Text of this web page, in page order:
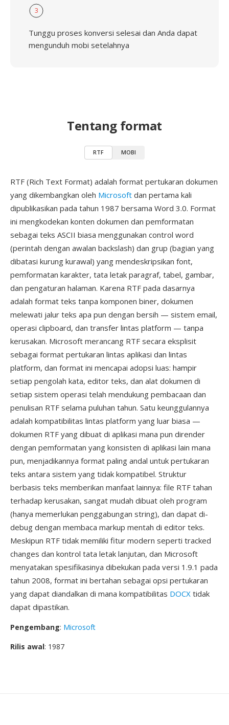
3
Tunggu proses konversi selesai dan Anda dapat
mengunduh mobi setelahnya
Tentang format
RTF MOBI
RTF (Rich Text Format) adalah format pertukaran dokumen
yang dikembangkan oleh Microsoft dan pertama kali
dipublikasikan pada tahun 1987 bersama Word 3.0. Format
ini mengkodekan konten dokumen dan pemformatan
sebagai teks ASCII biasa menggunakan control word
(perintah dengan awalan backslash) dan grup (bagian yang
dibatasi kurung kurawal) yang mendeskripsikan font,
pemformatan karakter, tata letak paragraf, tabel, gambar,
dan pengaturan halaman. Karena RTF pada dasarnya
adalah format teks tanpa komponen biner, dokumen
melewati jalur teks apa pun dengan bersih — sistem email,
operasi clipboard, dan transfer lintas platform — tanpa
kerusakan. Microsoft merancang RTF secara eksplisit
sebagai format pertukaran lintas aplikasi dan lintas
platform, dan format ini mencapai adopsi luas: hampir
setiap pengolah kata, editor teks, dan alat dokumen di
setiap sistem operasi telah mendukung pembacaan dan
penulisan RTF selama puluhan tahun. Satu keunggulannya
adalah kompatibilitas lintas platform yang luar biasa —
dokumen RTF yang dibuat di aplikasi mana pun dirender
dengan pemformatan yang konsisten di aplikasi lain mana
pun, menjadikannya format paling andal untuk pertukaran
teks antara sistem yang tidak kompatibel. Struktur
berbasis teks memberikan manfaat lainnya: file RTF tahan
terhadap kerusakan, sangat mudah dibuat oleh program
(hanya memerlukan penggabungan string), dan dapat di-
debug dengan membaca markup mentah di editor teks.
Meskipun RTF tidak memiliki fitur modern seperti tracked
changes dan kontrol tata letak lanjutan, dan Microsoft
menyatakan spesifikasinya dibekukan pada versi 1.9.1 pada
tahun 2008, format ini bertahan sebagai opsi pertukaran
yang dapat diandalkan di mana kompatibilitas DOCX tidak
dapat dipastikan.
Pengembang: Microsoft
Rilis awal: 1987